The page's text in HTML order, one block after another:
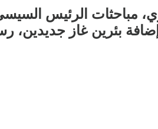
مباحثات الرئيس
بئرين غاز جديدين،